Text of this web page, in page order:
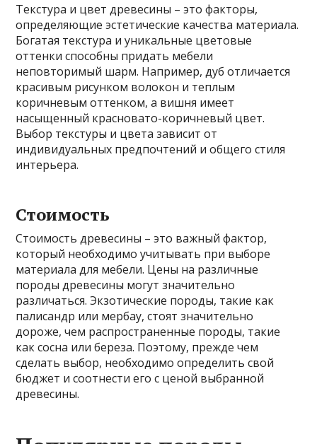
Текстура и цвет древесины – это факторы,
определяющие эстетические качества материала.
Богатая текстура и уникальные цветовые
оттенки способны придать мебели
неповторимый шарм. Например, дуб отличается
красивым рисунком волокон и теплым
коричневым оттенком, а вишня имеет
насыщенный красновато-коричневый цвет.
Выбор текстуры и цвета зависит от
индивидуальных предпочтений и общего стиля
интерьера.
Стоимость
Стоимость древесины – это важный фактор,
который необходимо учитывать при выборе
материала для мебели. Цены на различные
породы древесины могут значительно
различаться. Экзотические породы, такие как
палисандр или мербау, стоят значительно
дороже, чем распространенные породы, такие
как сосна или береза. Поэтому, прежде чем
сделать выбор, необходимо определить свой
бюджет и соотнести его с ценой выбранной
древесины.